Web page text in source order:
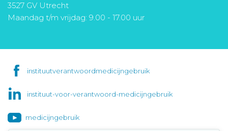
3527 GV Utrecht
Maandag t/m vrijdag: 9.00 - 17.00 uur
instituutverantwoordmedicijngebruik
instituut-voor-verantwoord-medicijngebruik
medicijngebruik